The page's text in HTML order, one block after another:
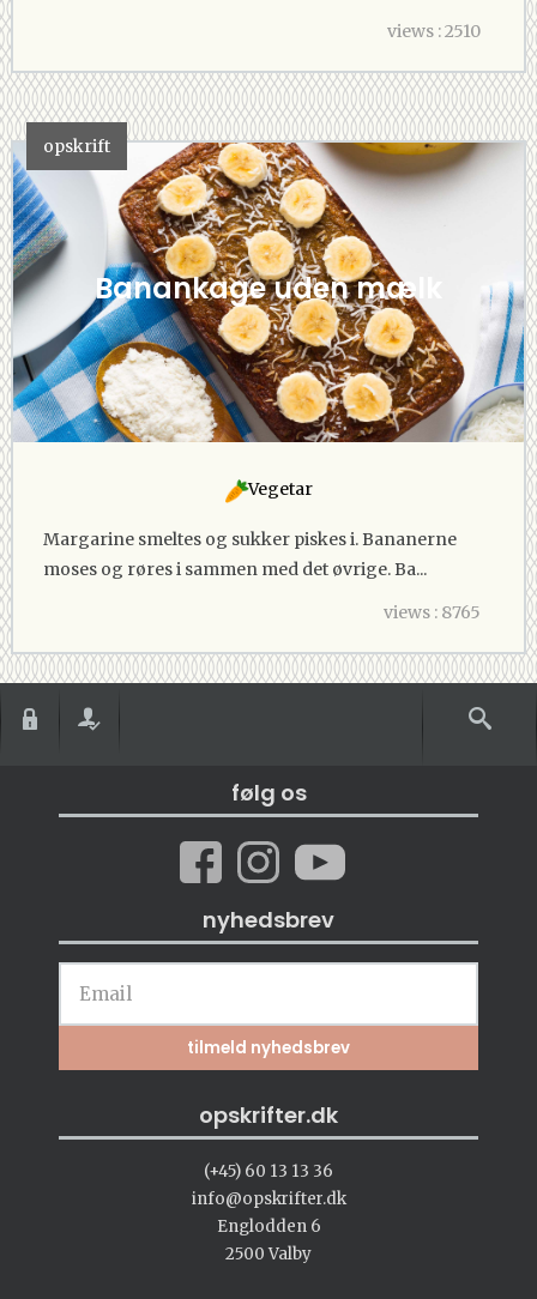
views : 2510
opskrift
Banankage uden mælk
Vegetar
Margarine smeltes og sukker piskes i. Bananerne
moses og røres i sammen med det øvrige. Ba...
views : 8765
følg os
nyhedsbrev
opskrifter.dk
(+45) 60 13 13 36
info@opskrifter.dk
Englodden 6
2500 Valby